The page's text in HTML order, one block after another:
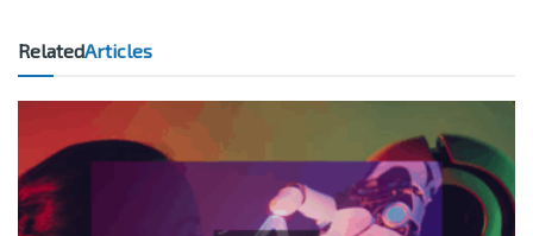
RelatedArticles